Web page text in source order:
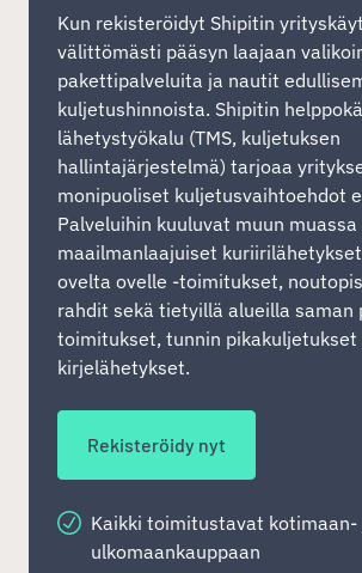
Kun rekisteröidyt Shipitin
välittömästi pääsyn laajaan
pakettipalveluita ja nautit
kuljetushinnoista. Shipitin
lähetystyökalu (TMS, kuljetuksen
hallintajärjestelmä) tarjoaa
monipuoliset kuljetusvaihtoehdot
Palveluihin kuuluvat muun muassa
maailmanlaajuiset
ovelta ovelle -toimitukset,
rahdit sekä tietyillä alueilla saman
toimitukset, tunnin pikakuljetukset
kirjelähetykset.
Rekisteröidy nyt
Kaikki toimitustavat kotimaan-
ulkomaankauppaan